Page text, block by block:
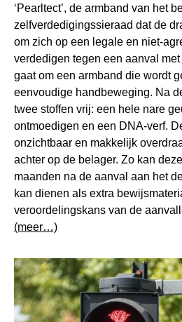
‘Pearltect’, de armband van het
zelfverdedigingssieraad dat de
om zich op een legale en niet-
verdedigen tegen een aanval
gaat om een armband die wordt
eenvoudige handbeweging. Na
twee stoffen vrij: een hele nare
ontmoedigen en een DNA-verf.
onzichtbaar en makkelijk
achter op de belager. Zo kan
maanden na de aanval aan het
kan dienen als extra
veroordelingskans van de
(meer…)